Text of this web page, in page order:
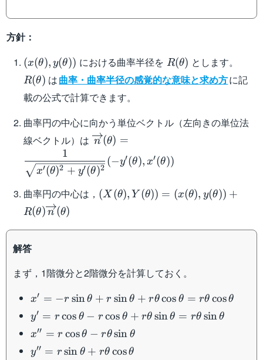
方針：
(x(\theta),y(\theta))
(x(θ), y(θ)) における曲率半径を R(\theta)
R(θ) とします。
R(θ) は曲率・曲率半径の感覚的な意味と求め方に記
載の公式で計算できます。
曲率円の中心に向かう単位ベクトル（左向きの単位法
線ベクトル）は \overrightarrow{n}
(-y'(\theta),x'(\theta))
n(θ) =
x′(θ)2 + y′(θ)2
1
(−y′(θ), x′(θ))
曲率円の中心は， (X(\theta),Y(\theta))=
(X (θ), Y (θ)) = (x(θ), y(θ)) +
R(θ) n(θ)
解答
まず，1階微分と2階微分を計算しておく。
x'=-
x′ = −r sinθ + r sinθ + rθ cos θ = rθ cosθ
y'=r\cos\theta-
y′ = r cos θ − r cos θ + rθ sinθ = rθ sinθ
x''=r\cos\theta-
r\theta\sin\theta
x′′ = r cosθ − rθ sin θ
y''=r\sin\theta+r\theta\cos\theta
y′′ = r sin θ + rθ cosθ